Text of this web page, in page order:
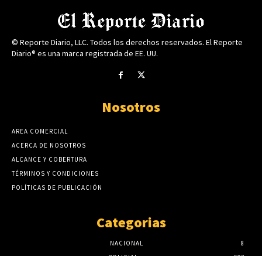
© Reporte Diario, LLC. Todos los derechos reservados. El Reporte
Diario® es una marca registrada de EE. UU.
Nosotros
AREA COMERCIAL
ACERCA DE NOSOTROS
ALCANCE Y COBERTURA
TÉRMINOS Y CONDICIONES
POLÍTICAS DE PUBLICACIÓN
Categorias
NACIONAL
8